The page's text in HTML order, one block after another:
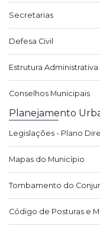
Secretarias
Defesa Civil
Estrutura Administrativa
Conselhos Municipais
Planejamento
Legislações - Plano
Mapas do Município
Tombamento do
Código de Posturas e